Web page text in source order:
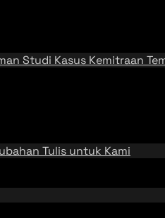
Studi Kasus Kemitraan
Tulis untuk Kami